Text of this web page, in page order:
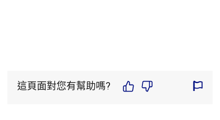
這頁面對您有幫助嗎?